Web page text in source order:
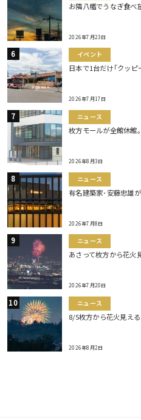
お隣八幡でうなぎ食べ
2026年7月23日
イベント
日本で1台だけ｢クッ
2026年7月17日
ニュース
枚方モールが全館休館
2026年8月3日
ニュース
有名建築家･安藤忠雄
2026年7月8日
ニュース
あさって枚方から花火
2026年7月20日
ニュース
8/5枚方から花火見え
2026年8月2日